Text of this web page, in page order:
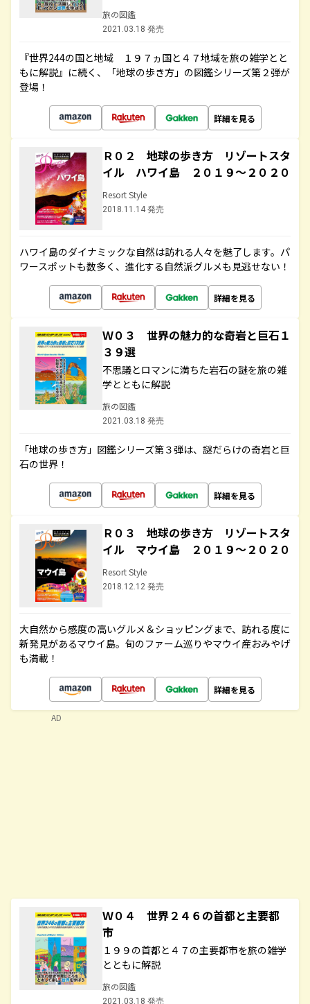
旅の図鑑
2021.03.18 発売
『世界244の国と地域 １９７ヵ国と４７地域を旅の雑学とと
もに解説』に続く、「地球の歩き方」の図鑑シリーズ第２弾が
登場！
詳細を見る
Ｒ０２ 地球の歩き方 リゾートスタ
イル ハワイ島 ２０１９～２０２０
Resort Style
2018.11.14 発売
ハワイ島のダイナミックな自然は訪れる人々を魅了します。パ
ワースポットも数多く、進化する自然派グルメも見逃せない！
詳細を見る
Ｗ０３ 世界の魅力的な奇岩と巨石１
３９選
不思議とロマンに満ちた岩石の謎を旅の雑
学とともに解説
旅の図鑑
2021.03.18 発売
「地球の歩き方」図鑑シリーズ第３弾は、謎だらけの奇岩と巨
石の世界！
詳細を見る
Ｒ０３ 地球の歩き方 リゾートスタ
イル マウイ島 ２０１９～２０２０
Resort Style
2018.12.12 発売
大自然から感度の高いグルメ＆ショッピングまで、訪れる度に
新発見があるマウイ島。旬のファーム巡りやマウイ産おみやげ
も満載！
詳細を見る
Ｗ０４ 世界２４６の首都と主要都
市
１９９の首都と４７の主要都市を旅の雑学
とともに解説
旅の図鑑
2021.03.18 発売
AD